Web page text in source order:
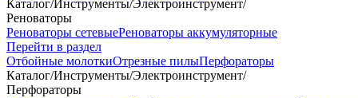
Каталог/Инструменты/Электроинструмент/
Реноваторы
Реноваторы сетевыеРеноваторы аккумуляторные
Перейти в раздел
Отбойные молоткиОтрезные пилыПерфораторы
Каталог/Инструменты/Электроинструмент/
Перфораторы